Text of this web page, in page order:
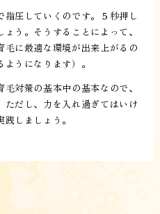
圧していくのです。５秒押し
う。そうすることによって、
に最適な環境が出来上がるの
うになります）。
対策の基本中の基本なので、
だし、力を入れ過ぎてはいけ
しましょう。